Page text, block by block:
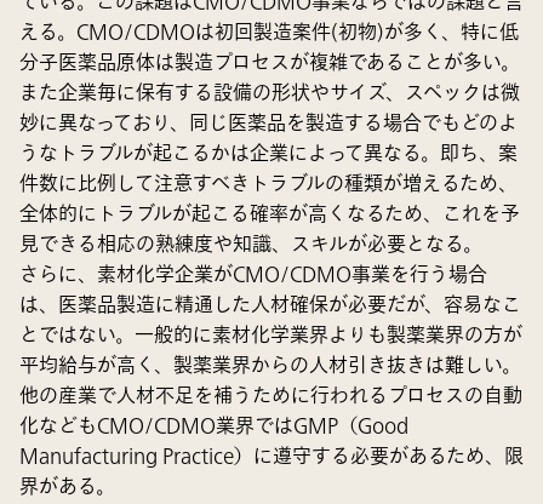
える。CMO/CDMOは初回製造案件(初物)が多く、特に低
分子医薬品原体は製造プロセスが複雑であることが多い。
また企業毎に保有する設備の形状やサイズ、スペックは微
妙に異なっており、同じ医薬品を製造する場合でもどのよ
うなトラブルが起こるかは企業によって異なる。即ち、案
件数に比例して注意すべきトラブルの種類が増えるため、
全体的にトラブルが起こる確率が高くなるため、これを予
見できる相応の熟練度や知識、スキルが必要となる。
さらに、素材化学企業がCMO/CDMO事業を行う場合
は、医薬品製造に精通した人材確保が必要だが、容易なこ
とではない。一般的に素材化学業界よりも製薬業界の方が
平均給与が高く、製薬業界からの人材引き抜きは難しい。
他の産業で人材不足を補うために行われるプロセスの自動
化などもCMO/CDMO業界ではGMP（Good
Manufacturing Practice）に遵守する必要があるため、限
界がある。